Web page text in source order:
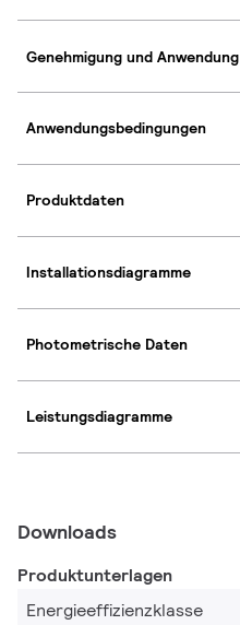
Genehmigung und Anwendung
Anwendungsbedingungen
Produktdaten
Installationsdiagramme
Photometrische Daten
Leistungsdiagramme
Downloads
Produktunterlagen
Energieeffizienzklasse